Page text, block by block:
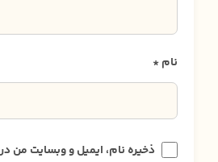
نام*
ذخیره نام، ایمیل و وبسایت من